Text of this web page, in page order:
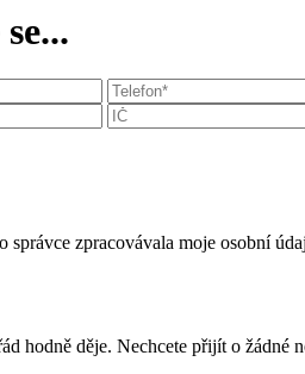
správce zpracovávala moje osobní
hodně děje. Nechcete přijít o